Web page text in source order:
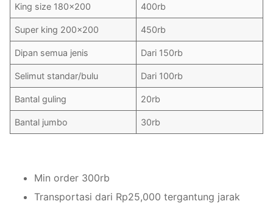
King size 180×200 400rb
Super king 200×200 450rb
Dipan semua jenis Dari 150rb
Selimut standar/bulu Dari 100rb
Bantal guling 20rb
Bantal jumbo 30rb
Min order 300rb
Transportasi dari Rp25,000 tergantung jarak